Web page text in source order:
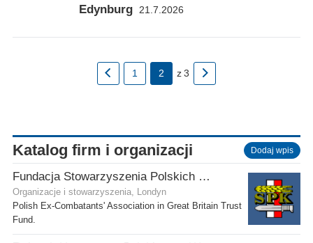
Edynburg 21.7.2026
1 2 z3
Katalog firm i organizacji Dodaj wpis
Fundacja Stowarzyszenia Polskich Kombatantów w Wielkiej Brytanii
Organizacje i stowarzyszenia, Londyn
Polish Ex-Combatants' Association in Great Britain Trust
Fund.